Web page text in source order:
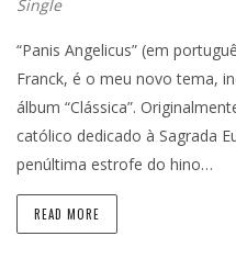
Single
“Panis Angelicus” (em
Franck, é o meu novo tema,
álbum “Clássica”.
católico dedicado à Sagrada
penúltima estrofe do hino…
READ MORE